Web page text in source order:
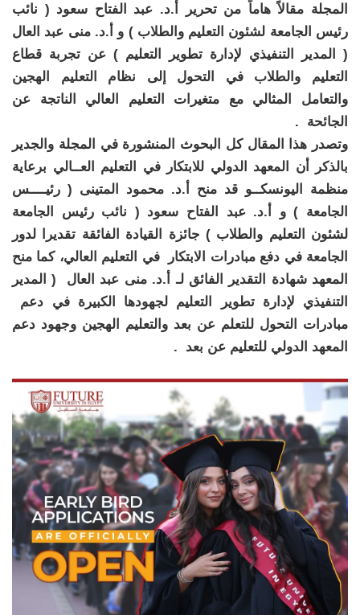
المجلة مقالاً هاماً من تحرير أ.د. عبد الفتاح سعود ( نائب
رئيس الجامعة لشئون التعليم والطلاب ) و أ.د. منى عبد العال
( المدير التنفيذي لإدارة تطوير التعليم ) عن تجربة قطاع
التعليم والطلاب في التحول إلى نظام التعليم الهجين
والتعامل المثالي مع متغيرات التعليم العالي الناتجة عن
الجائحة .
وتصدر هذا المقال كل البحوث المنشورة في المجلة والجدير
بالذكر أن المعهد الدولي للابتكار في التعليم العــالي برعاية
منظمة اليونسكــو قد منح أ.د. محمود المتينى ( رئيــــس
الجامعة ) و أ.د. عبد الفتاح سعود ( نائب رئيس الجامعة
لشئون التعليم والطلاب ) جائزة القيادة الفائقة تقديرا لدور
الجامعة في دفع مبادرات الابتكار في التعليم العالي، كما منح
المعهد شهادة التقدير الفائق لـ أ.د. منى عبد العال ( المدير
التنفيذي لإدارة تطوير التعليم لجهودها الكبيرة في دعم
مبادرات التحول للتعلم عن بعد والتعليم الهجين وجهود دعم
المعهد الدولي للتعليم عن بعد .